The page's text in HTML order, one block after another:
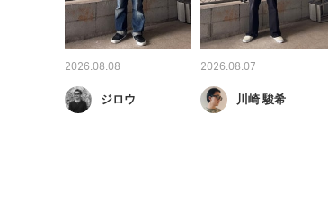
2026.08.08
ジロウ
2026.08.07
川崎 駿希